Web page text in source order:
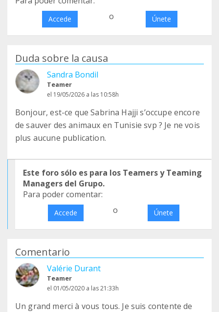
Accede o Únete
Duda sobre la causa
Sandra Bondil
Teamer
el 19/05/2026 a las 10:58h
Bonjour, est-ce que Sabrina Hajji s’occupe encore
de sauver des animaux en Tunisie svp ? Je ne vois
plus aucune publication.
Este foro sólo es para los Teamers y Teaming
Managers del Grupo.
Para poder comentar:
Accede o Únete
Comentario
Valérie Durant
Teamer
el 01/05/2020 a las 21:33h
Un grand merci à vous tous. Je suis contente de